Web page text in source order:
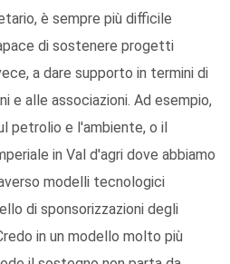
è sempre più difficile
di sostenere progetti
a dare supporto in termini di
e alle associazioni. Ad esempio,
petrolio e l'ambiente, o il
in Val d'agri dove abbiamo
modelli tecnologici
di sponsorizzazioni degli
in un modello molto più